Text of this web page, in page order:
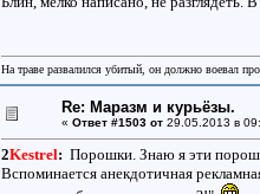
На траве развалился убитый, он должно воевал
Re: Маразм и курьёзы.
« Ответ #1503 от29.05.2013 в
2Kestrel: Порошки. Знаю я эти
Вспоминается анекдотичная